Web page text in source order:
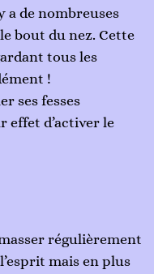
a de nombreuses
bout du nez. Cette
tous les
!
ses fesses
effet d’activer le
régulièrement
mais en plus